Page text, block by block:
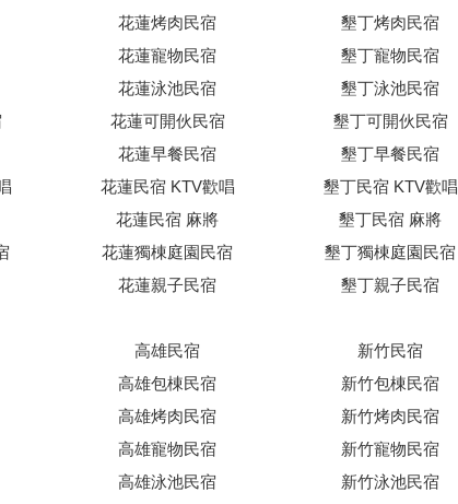
花蓮烤肉民宿
花蓮寵物民宿
花蓮泳池民宿
花蓮可開伙民宿
花蓮早餐民宿
花蓮民宿 KTV歡唱
花蓮民宿 麻將
花蓮獨棟庭園民宿
花蓮親子民宿
墾丁烤肉民宿
墾丁寵物民宿
墾丁泳池民宿
墾丁可開伙民宿
墾丁早餐民宿
墾丁民宿 KTV歡唱
墾丁民宿 麻將
墾丁獨棟庭園民宿
墾丁親子民宿
高雄民宿
高雄包棟民宿
高雄烤肉民宿
高雄寵物民宿
高雄泳池民宿
新竹民宿
新竹包棟民宿
新竹烤肉民宿
新竹寵物民宿
新竹泳池民宿